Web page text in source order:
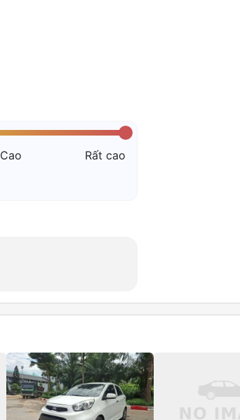
Cao Rất cao